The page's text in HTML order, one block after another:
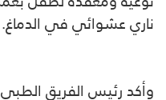
ناري عشوائي في الدماغ.
وأكد رئيس الفريق